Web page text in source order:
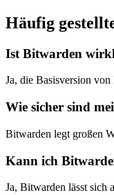
Häufig
Ist Bitwarden
Ja, die Basisversion
Wie sicher sind
Bitwarden legt großen
Kann ich
Ja, Bitwarden lässt sich